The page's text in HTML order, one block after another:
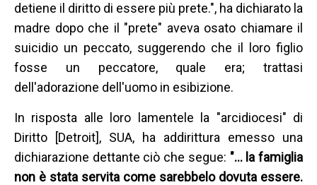
detiene il diritto di essere più prete.", ha dichiarato la
madre dopo che il "prete" aveva osato chiamare il
suicidio un peccato, suggerendo che il loro figlio
fosse un peccatore, quale era; trattasi
dell'adorazione dell'uomo in esibizione.
In risposta alle loro lamentele la "arcidiocesi" di
Diritto [Detroit], SUA, ha addirittura emesso una
dichiarazione dettante ciò che segue: "… la famiglia
non è stata servita come sarebbelo dovuta essere.